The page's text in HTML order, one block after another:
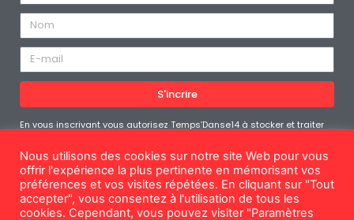
S'incrire
En vous inscrivant vous autorisez Temps’Danse14 à stocker et traiter
demandé. Vous pouvez vous désabonner à tout moment
Nous utilisons des cookies sur notre site Web pour vous
offrir l'expérience la plus pertinente en mémorisant vos
préférences et vos visites répétées. En cliquant sur "Tout
accepter", vous consentez à l'utilisation de tous les
cookies. Cependant, vous pouvez visiter "Paramètres